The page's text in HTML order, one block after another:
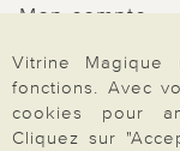
Mon compte
Inscription
Demande de
Données
Vitrine Magique
fonctions. Avec
cookies pour
Cliquez sur